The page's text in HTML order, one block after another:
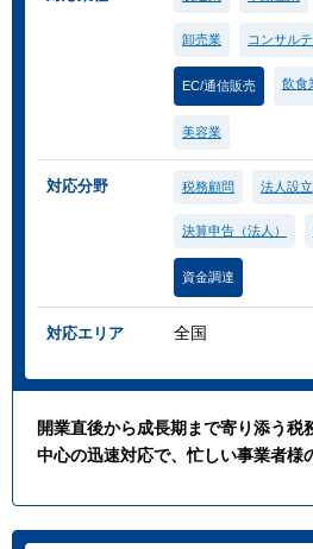
卸売業 コンサル
EC/通信販売 飲食
美容業
対応分野 税務顧問 法人設立
決算申告（法人）
資金調達
対応エリア 全国
開業直後から成長期まで寄り添う税
中心の迅速対応で、忙しい事業者様